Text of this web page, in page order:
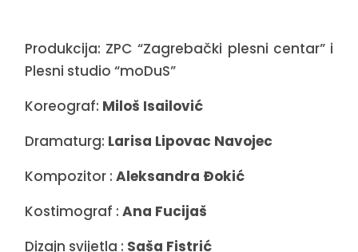
Produkcija: ZPC “Zagrebački plesni centar” i
Plesni studio “moDuS”
Koreograf: Miloš Isailović
Dramaturg: Larisa Lipovac Navojec
Kompozitor :Aleksandra Đokić
Kostimograf :Ana Fucijaš
Dizajn svijetla : Saša Fistrić